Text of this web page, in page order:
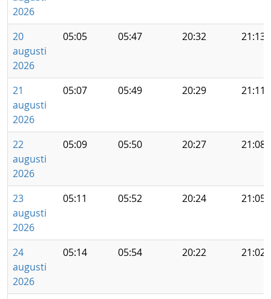
2026
20
augusti
2026
05:05 05:47 20:32 21:13
21
augusti
2026
05:07 05:49 20:29 21:11
22
augusti
2026
05:09 05:50 20:27 21:08
23
augusti
2026
05:11 05:52 20:24 21:05
24
augusti
2026
05:14 05:54 20:22 21:02